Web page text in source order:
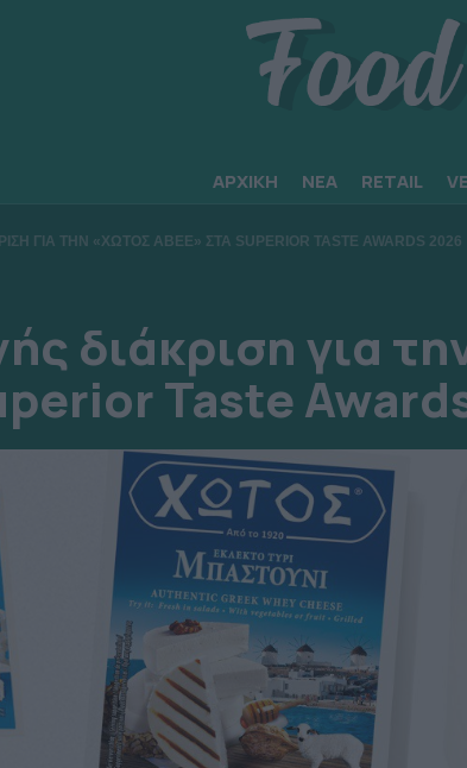
ΑΡΧΙΚΗ ΝΕΑ RETAIL
ΓΙΑ ΤΗΝ «ΧΩΤΟΣ ΑΒΕΕ» ΣΤΑ SUPERIOR TASTE AWARDS 2026
διάκριση για
Taste